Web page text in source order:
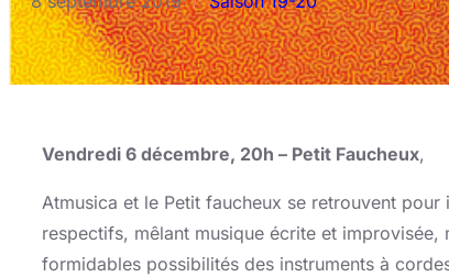
Vendredi 6 décembre, 20h – Petit Faucheux,
Atmusica et le Petit faucheux se retrouvent
respectifs, mêlant musique écrite et
formidables possibilités des instruments à